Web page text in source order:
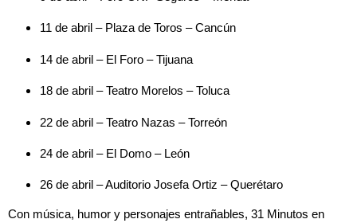
11 de abril – Plaza de Toros – Cancún
14 de abril – El Foro – Tijuana
18 de abril – Teatro Morelos – Toluca
22 de abril – Teatro Nazas – Torreón
24 de abril – El Domo – León
26 de abril – Auditorio Josefa Ortiz – Querétaro
Con música, humor y personajes entrañables, 31 Minutos en